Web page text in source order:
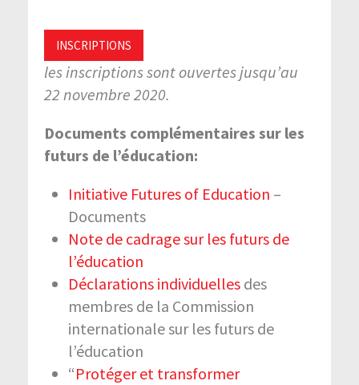
INSCRIPTIONS
les inscriptions sont ouvertes jusqu’au
22 novembre 2020.
Documents complémentaires sur les
futurs de l’éducation:
Initiative Futures of Education –
Documents
Note de cadrage sur les futurs de
l’éducation
Déclarations individuelles des
membres de la Commission
internationale sur les futurs de
l’éducation
“Protéger et transformer